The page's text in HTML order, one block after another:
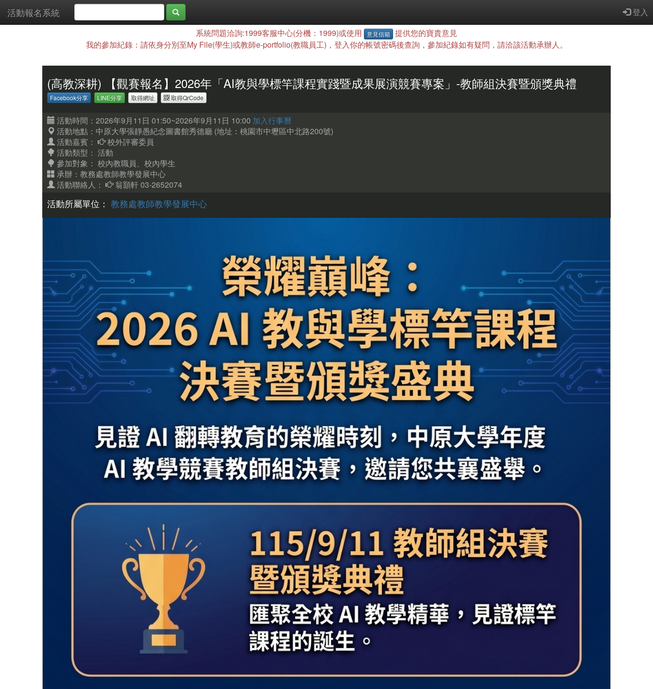
活動報名系統
登入
系統問題洽詢:1999客服中心(分機：1999)或使用
意見信箱
提供您的寶貴意見
我的參加紀錄：請依身分別至My File(學生)或教師e-portfolio(教職員工)，登入你的帳號密碼後查詢，參加紀錄如有疑問，請洽該活動承辦人。
(高教深耕) 【觀賽報名】2026年「AI教與學標竿課程實踐暨成果展演競賽專案」-教師組決賽暨頒獎典禮
Facebook分享 LINE分享 取得網址 取得QrCode
活動時間：2026年9月11日 01:50~2026年9月11日 10:00 加入行事曆
活動地點：中原大學張靜愚紀念圖書館秀德廳 (地址：桃園市中壢區中北路200號)
活動嘉賓：
校外評審委員
活動類型： 活動
參加對象： 校內教職員、校內學生
承辦：教務處教師教學發展中心
活動聯絡人：
翁顥軒 03-2652074
活動所屬單位： 教務處教師教學發展中心